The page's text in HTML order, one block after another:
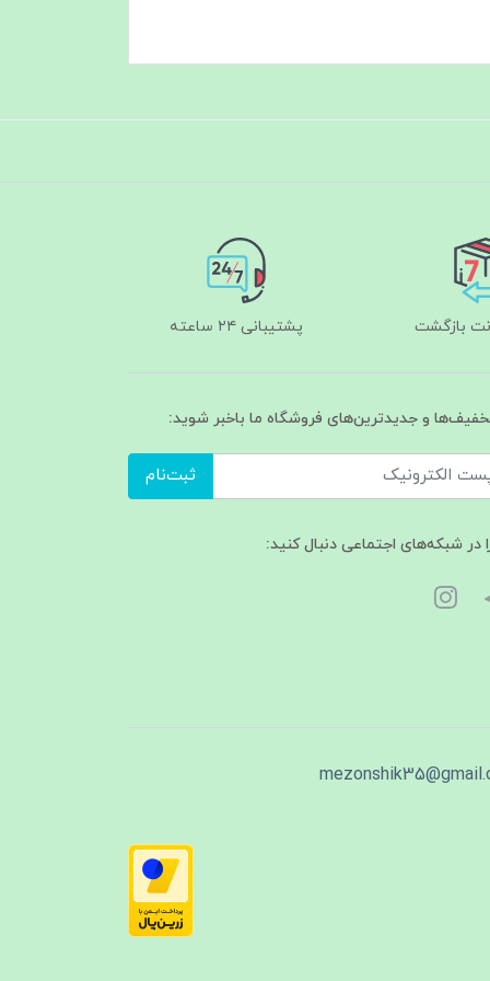
پشتیبانی ۲۴ ساعته
و جدیدترین‌های فروشگاه ما باخبر شوید:
ثبت‌نام
در شبکه‌های اجتماعی دنبال کنید: